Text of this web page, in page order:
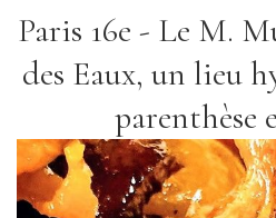
Paris 16e - Le M.
des Eaux, un lieu
parenthèse